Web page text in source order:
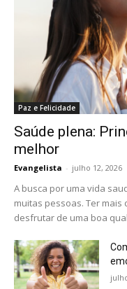
Paz e Felicidade
Saúde plena:
melhor
Evangelista - julho 12, 2026
A busca por uma vida
muitas pessoas. Ter
desfrutar de uma boa